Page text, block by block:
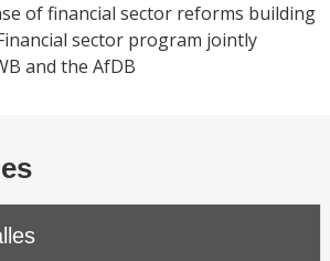
of financial sector reforms building
sector program jointly
and the AfDB